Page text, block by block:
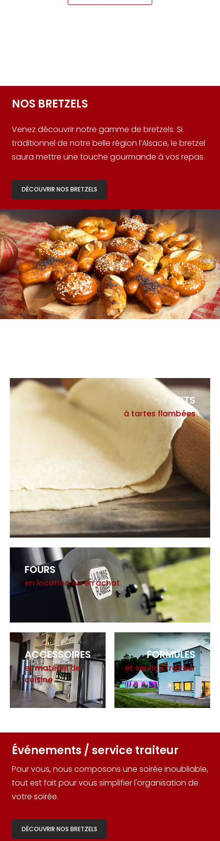
NOS BRETZELS
Venez découvrir notre gamme de bretzels. Si
traditionnel de notre belle région l’Alsace, le bretzel
saura mettre une touche gourmande à vos repas.
DÉCOUVRIR NOS BRETZELS
KITS
à tartes flambées
FOURS
en location ou en achat
ACCESSOIRES
et matériel de
cuisine
FORMULES
et service traiteur
Événements / service traiteur
Pour vous, nous composons une soirée inoubliable,
tout est fait pour vous simplifier l'organisation de
votre soirée.
DÉCOUVRIR NOS BRETZELS